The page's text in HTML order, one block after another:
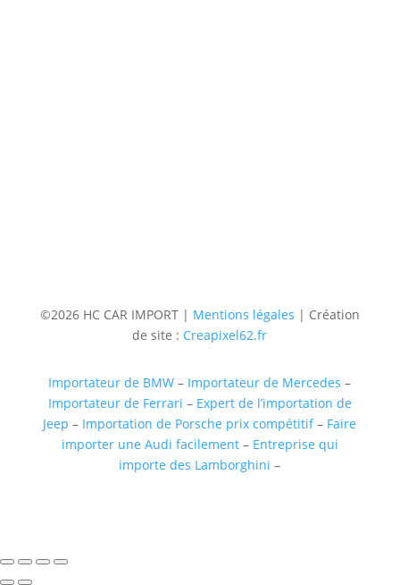
©2026 HC CAR IMPORT | Mentions légales | Création
de site : Creapixel62.fr
Importateur de BMW – Importateur de Mercedes –
Importateur de Ferrari – Expert de l’importation de
Jeep – Importation de Porsche prix compétitif– Faire
importer une Audi facilement– Entreprise qui
importe des Lamborghini –